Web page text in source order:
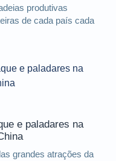
produtivas
de cada país cada
e paladares na
grandes atrações da